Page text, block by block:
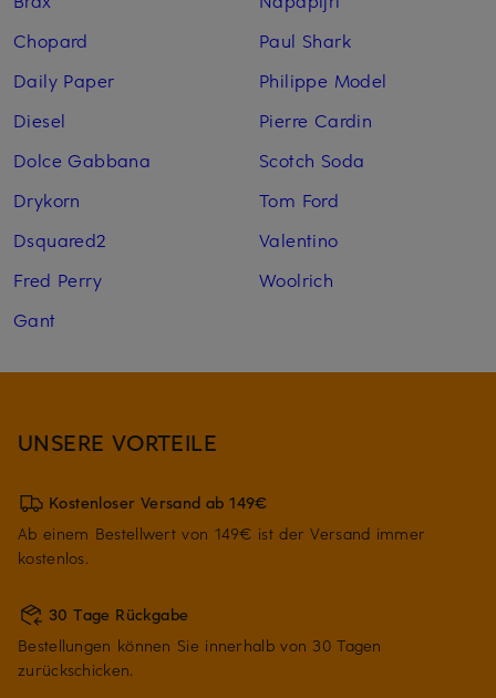
Chopard
Daily Paper
Diesel
Dolce Gabbana
Drykorn
Dsquared2
Fred Perry
Gant
Paul Shark
Philippe Model
Pierre Cardin
Scotch Soda
Tom Ford
Valentino
Woolrich
UNSERE VORTEILE
Kostenloser Versand ab 149€
Ab einem Bestellwert von 149€ ist der Versand immer
kostenlos.
30 Tage Rückgabe
Bestellungen können Sie innerhalb von 30 Tagen
zurückschicken.